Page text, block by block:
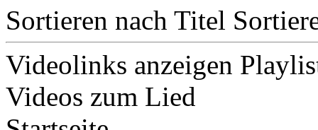
Sortieren nach Titel
Videolinks anzeigen
Videos zum Lied